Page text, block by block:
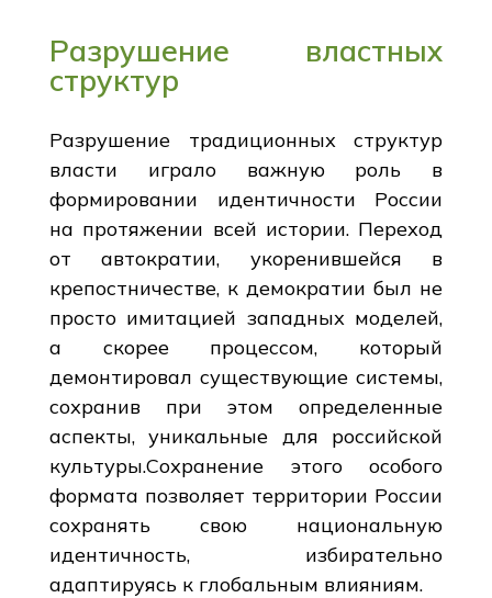
Разрушение властных
структур
Разрушение традиционных структур
власти играло важную роль в
формировании идентичности России
на протяжении всей истории. Переход
от автократии, укоренившейся в
крепостничестве, к демократии был не
просто имитацией западных моделей,
а скорее процессом, который
демонтировал существующие системы,
сохранив при этом определенные
аспекты, уникальные для российской
культуры.Сохранение этого особого
формата позволяет территории России
сохранять свою национальную
идентичность, избирательно
адаптируясь к глобальным влияниям.